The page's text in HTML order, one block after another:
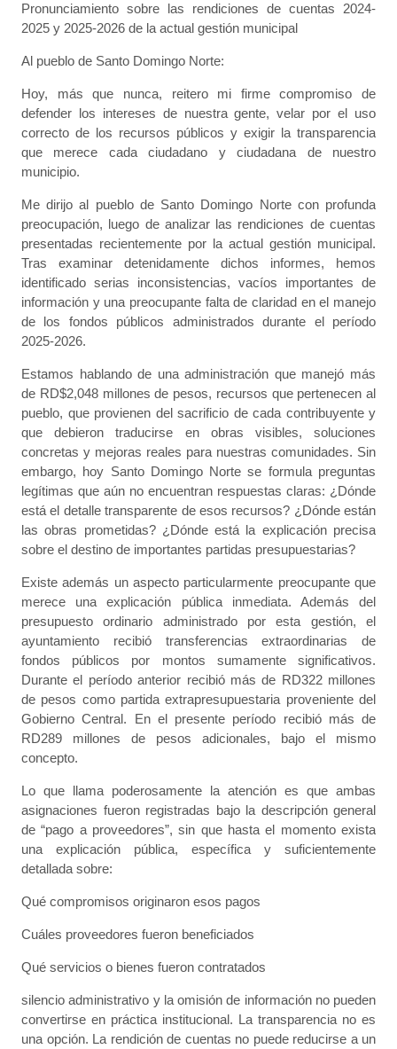
Pronunciamiento sobre las rendiciones de cuentas 2024-
2025 y 2025-2026 de la actual gestión municipal
Al pueblo de Santo Domingo Norte:
Hoy, más que nunca, reitero mi firme compromiso de
defender los intereses de nuestra gente, velar por el uso
correcto de los recursos públicos y exigir la transparencia
que merece cada ciudadano y ciudadana de nuestro
municipio.
Me dirijo al pueblo de Santo Domingo Norte con profunda
preocupación, luego de analizar las rendiciones de cuentas
presentadas recientemente por la actual gestión municipal.
Tras examinar detenidamente dichos informes, hemos
identificado serias inconsistencias, vacíos importantes de
información y una preocupante falta de claridad en el manejo
de los fondos públicos administrados durante el período
2025-2026.
Estamos hablando de una administración que manejó más
de RD$2,048 millones de pesos, recursos que pertenecen al
pueblo, que provienen del sacrificio de cada contribuyente y
que debieron traducirse en obras visibles, soluciones
concretas y mejoras reales para nuestras comunidades. Sin
embargo, hoy Santo Domingo Norte se formula preguntas
legítimas que aún no encuentran respuestas claras: ¿Dónde
está el detalle transparente de esos recursos? ¿Dónde están
las obras prometidas? ¿Dónde está la explicación precisa
sobre el destino de importantes partidas presupuestarias?
Existe además un aspecto particularmente preocupante que
merece una explicación pública inmediata. Además del
presupuesto ordinario administrado por esta gestión, el
ayuntamiento recibió transferencias extraordinarias de
fondos públicos por montos sumamente significativos.
Durante el período anterior recibió más de RD322 millones
de pesos como partida extrapresupuestaria proveniente del
Gobierno Central. En el presente período recibió más de
RD289 millones de pesos adicionales, bajo el mismo
concepto.
Lo que llama poderosamente la atención es que ambas
asignaciones fueron registradas bajo la descripción general
de “pago a proveedores”, sin que hasta el momento exista
una explicación pública, específica y suficientemente
detallada sobre:
Qué compromisos originaron esos pagos
Cuáles proveedores fueron beneficiados
Qué servicios o bienes fueron contratados
silencio administrativo y la omisión de información no pueden
convertirse en práctica institucional. La transparencia no es
una opción. La rendición de cuentas no puede reducirse a un